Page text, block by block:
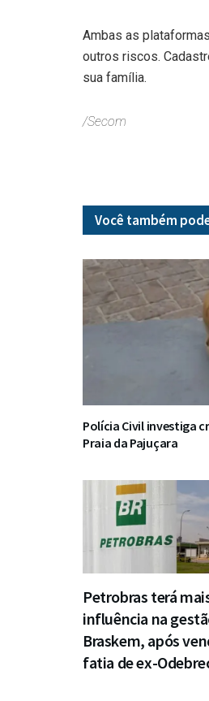
Ambas as
outros riscos.
sua família.
/Secom
Você também
Polícia Civil investiga
Praia da Pajuçara
Petrobras terá
influência na
Braskem, após
fatia de ex-